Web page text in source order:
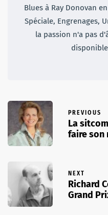
Blues à Ray Donovan
Spéciale, Engrenages,
la passion n'a pas
PREVIOUS
La
faire son
NEXT
Richard
Grand